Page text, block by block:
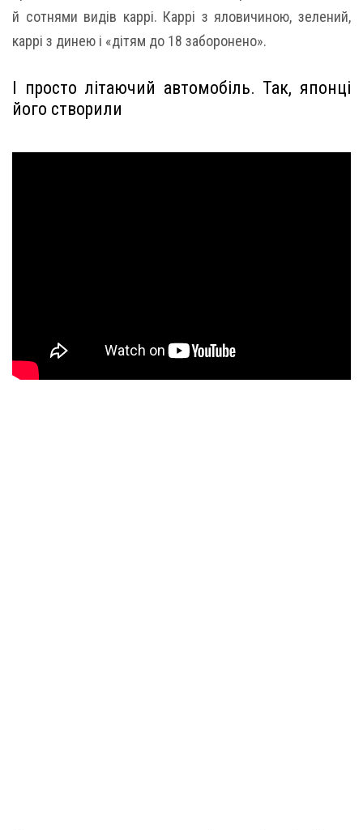
й сотнями видів каррі. Каррі з яловичиною, зелений,
каррі з динею і «дітям до 18 заборонено».
І просто літаючий автомобіль. Так, японці
його створили